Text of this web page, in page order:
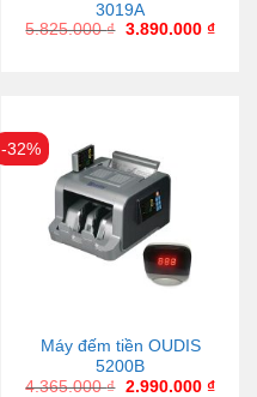
3019A
5.825.000₫ 3.890.000 ₫
-32%
Máy đếm tiền OUDIS
5200B
4.365.000₫ 2.990.000 ₫